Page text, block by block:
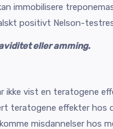
immobilisere
positivt Nelson-
eller amming.
ikke vist en teratogene
teratogene effekter hos
misdannelser hos